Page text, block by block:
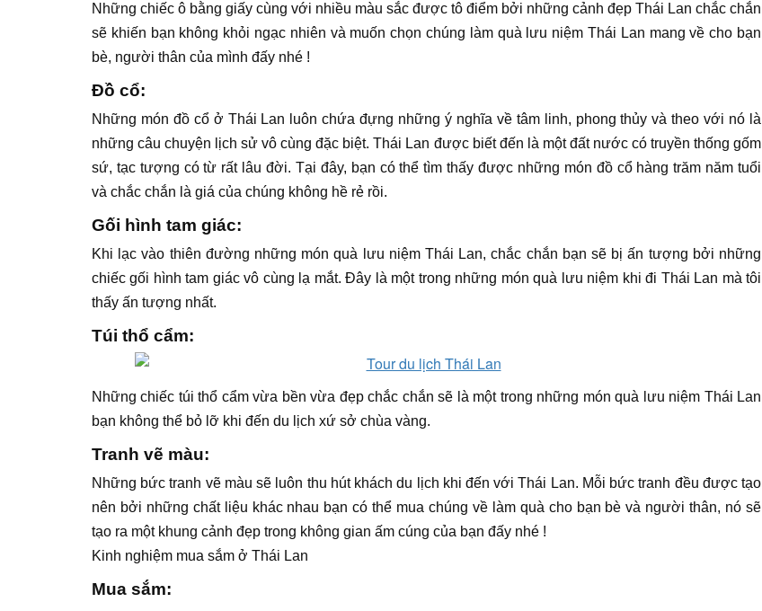
Những chiếc ô bằng giấy cùng với nhiều màu sắc được tô điểm bởi những cảnh đẹp Thái Lan chắc chắn
sẽ khiến bạn không khỏi ngạc nhiên và muốn chọn chúng làm quà lưu niệm Thái Lan mang về cho bạn
bè, người thân của mình đấy nhé !
Đồ cổ:
Những món đồ cổ ở Thái Lan luôn chứa đựng những ý nghĩa về tâm linh, phong thủy và theo với nó là
những câu chuyện lịch sử vô cùng đặc biệt. Thái Lan được biết đến là một đất nước có truyền thống gốm
sứ, tạc tượng có từ rất lâu đời. Tại đây, bạn có thể tìm thấy được những món đồ cổ hàng trăm năm tuổi
và chắc chắn là giá của chúng không hề rẻ rồi.
Gối hình tam giác:
Khi lạc vào thiên đường những món quà lưu niệm Thái Lan, chắc chắn bạn sẽ bị ấn tượng bởi những
chiếc gối hình tam giác vô cùng lạ mắt. Đây là một trong những món quà lưu niệm khi đi Thái Lan mà tôi
thấy ấn tượng nhất.
Túi thổ cẩm:
Những chiếc túi thổ cẩm vừa bền vừa đẹp chắc chắn sẽ là một trong những món quà lưu niệm Thái Lan
bạn không thể bỏ lỡ khi đến du lịch xứ sở chùa vàng.
Tranh vẽ màu:
Những bức tranh vẽ màu sẽ luôn thu hút khách du lịch khi đến với Thái Lan. Mỗi bức tranh đều được tạo
nên bởi những chất liệu khác nhau bạn có thể mua chúng về làm quà cho bạn bè và người thân, nó sẽ
tạo ra một khung cảnh đẹp trong không gian ấm cúng của bạn đấy nhé !
Kinh nghiệm mua sắm ở Thái Lan
Mua sắm: